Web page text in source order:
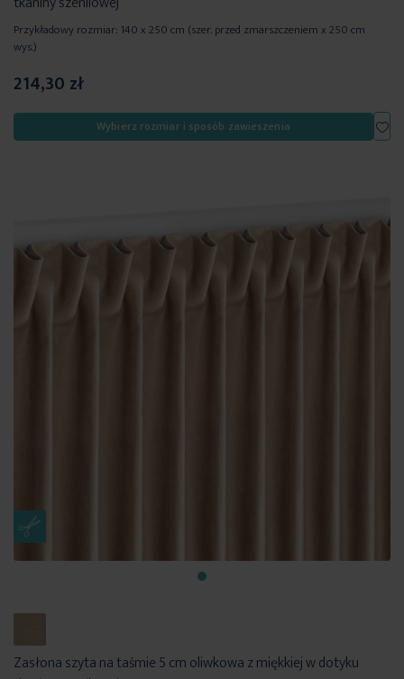
Przykładowy rozmiar: 140 x 250 cm (szer. przed zmarszczeniem x 250 cm
wys.)
214,30 zł
Wybierz rozmiar i sposób zawieszenia
Zasłona szyta na taśmie 5 cm oliwkowa z miękkiej w dotyku